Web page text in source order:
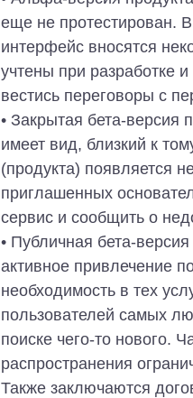
еще не протестирован.
интерфейс вносятся
учтены при разработке
вестись переговоры с
• Закрытая бета-версия
имеет вид, близкий к
(продукта) появляется
приглашенных
сервис и сообщить о
• Публичная бета-
активное привлечение
необходимость в тех
пользователей самых
поиске чего-то нового.
распространения
Также заключаются